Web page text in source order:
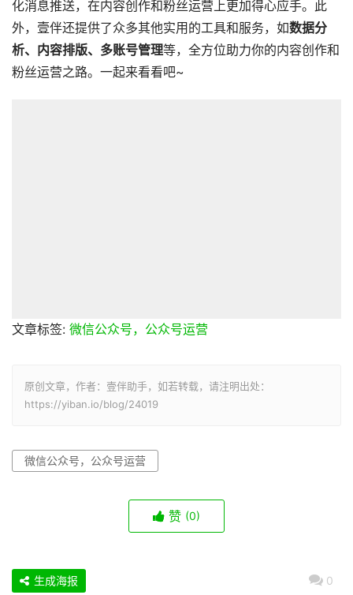
化消息推送，在内容创作和粉丝运营上更加得心应手。此
外，壹伴还提供了众多其他实用的工具和服务，如数据分
析、内容排版、多账号管理等，全方位助力你的内容创作和
粉丝运营之路。一起来看看吧~
文章标签: 微信公众号，公众号运营
原创文章，作者：壹伴助手，如若转载，请注明出处：
https://yiban.io/blog/24019
微信公众号，公众号运营
赞 (0)
0
生成海报